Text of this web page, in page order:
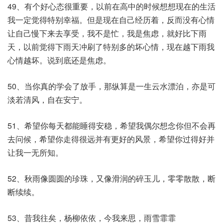
49、有个好心态很重要，以前在高中的时候想想现在的生活
我一定觉得特别幸福。但是现在自己经历着，反而没有心情
让自己慢下来去享受，我不是忙，我是焦虑，就好比下雨
天，以前觉得下雨天冲刷了特别多的坏心情，现在越下雨我
心情越坏。说到底还是焦虑。
50、当你真的学会了放手，那纵算是一生云水漂泊，亦是可
淡若清风，自在安宁。
51、希望你每天都能睡得安稳，希望我偶尔想念你但不会再
去问候，希望你走得很远并有更好的风景，希望你过得好并
让我一无所知。
52、秋雨像圆圆的珍珠，又像滑润的碎玉儿，零零散散，断
断续续。
53、昔我往矣，杨柳依依，今我来思，雨雪霏霏